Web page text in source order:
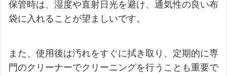
保管時は、湿度や直射日光を避け、通気性の良い布
袋に入れることが望ましいです。
また、使用後は汚れをすぐに拭き取り、定期的に専
門のクリーナーでクリーニングを行うことも重要で